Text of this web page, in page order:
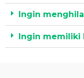
Ingin
Ingin memiliki